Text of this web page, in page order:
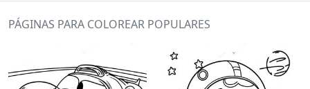
PÁGINAS PARA COLOREAR POPULARES